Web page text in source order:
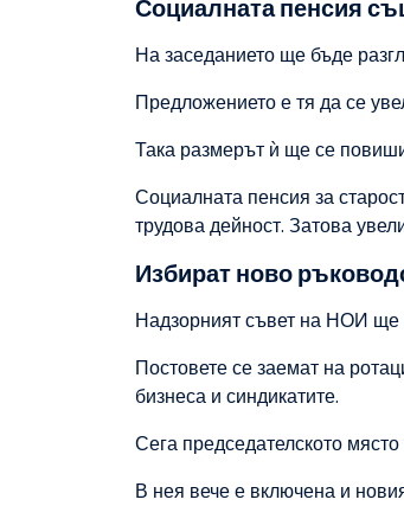
Социалната пенсия
На заседанието ще бъде
Предложението е тя да се
Така размерът ѝ ще се
Социалната пенсия за
трудова дейност. Затова
Избират ново
Надзорният съвет на НОИ ще
Постовете се заемат на
бизнеса и синдикатите.
Сега председателското
В нея вече е включена и